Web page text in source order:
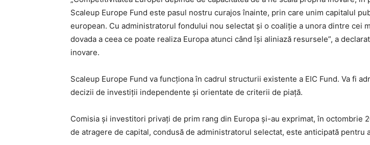
Scaleup Europe Fund este pasul nostru curajos înainte, prin care unim capitalul
european. Cu administratorul fondului nou selectat și o coaliție a unora dintre cei
dovada a ceea ce poate realiza Europa atunci când își aliniază resursele”, a
inovare.
Scaleup Europe Fund va funcționa în cadrul structurii existente a EIC Fund. Va fi
decizii de investiții independente și orientate de criterii de piață.
Comisia și investitori privați de prim rang din Europa și-au exprimat, în octombrie
de atragere de capital, condusă de administratorul selectat, este anticipată pentru